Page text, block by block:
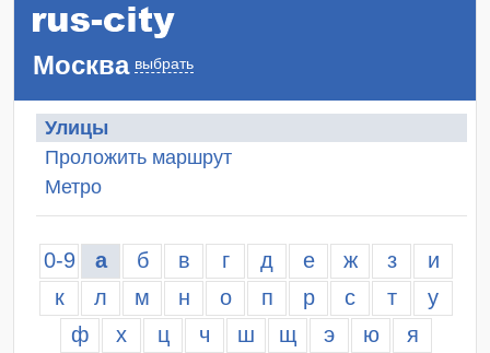
Москва выбрать
Улицы
Проложить маршрут
Метро
0-9 а б в г д е ж з
и
к
л м н о п р с т
у
ф
х ц ч ш щ э ю я